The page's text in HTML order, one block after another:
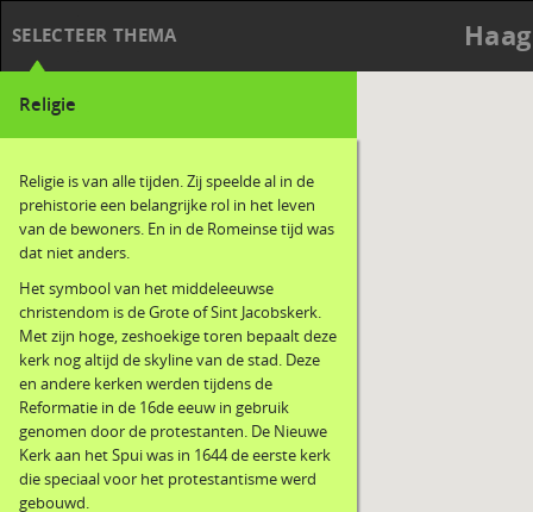
SELECTEER THEMA
Religie
Religie is van alle tijden. Zij speelde al in de
prehistorie een belangrijke rol in het leven
van de bewoners. En in de Romeinse tijd was
dat niet anders.
Het symbool van het middeleeuwse
christendom is de Grote of Sint Jacobskerk.
Met zijn hoge, zeshoekige toren bepaalt deze
kerk nog altijd de skyline van de stad. Deze
en andere kerken werden tijdens de
Reformatie in de 16de eeuw in gebruik
genomen door de protestanten. De Nieuwe
Kerk aan het Spui was in 1644 de eerste kerk
die speciaal voor het protestantisme werd
gebouwd.